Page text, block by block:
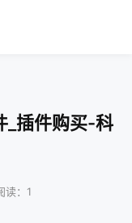
_插件购买-科
读：1